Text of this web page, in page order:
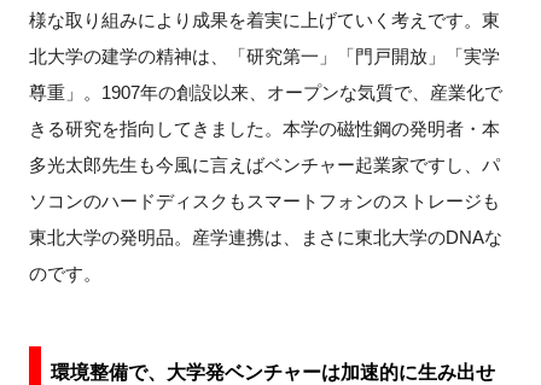
様な取り組みにより成果を着実に上げていく考えです。東
北大学の建学の精神は、「研究第一」「門戸開放」「実学
尊重」。1907年の創設以来、オープンな気質で、産業化で
きる研究を指向してきました。本学の磁性鋼の発明者・本
多光太郎先生も今風に言えばベンチャー起業家ですし、パ
ソコンのハードディスクもスマートフォンのストレージも
東北大学の発明品。産学連携は、まさに東北大学のDNAな
のです。
環境整備で、大学発ベンチャーは加速的に生み出せ